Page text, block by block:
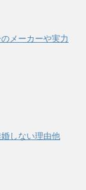
メーカーや実力
しない理由他